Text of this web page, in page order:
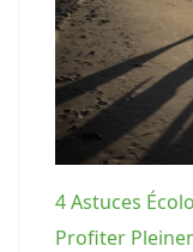
4 Astuces
Profiter